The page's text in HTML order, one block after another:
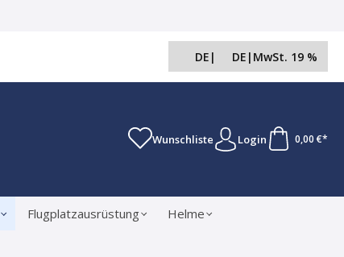
DE | DE | MwSt. 19 %
Wunschliste Login 0,00 €*
Flugplatzausrüstung Helme